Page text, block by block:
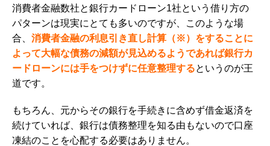
消費者金融数社と銀行カードローン1社という借り方の
パターンは現実にとても多いのですが、
このような場
合、 消費者金融の利息引き直し計算（※）をすることに
よって大幅な債務の減額が見込めるようであれば銀行カ
ードローンには手をつけずに任意整理するというのが王
道です。
もちろん、元からその銀行を手続きに含めず借金返済を
続けていれば、銀行は債務整理を知る由もないので口座
凍結のことを心配する必要はありません。